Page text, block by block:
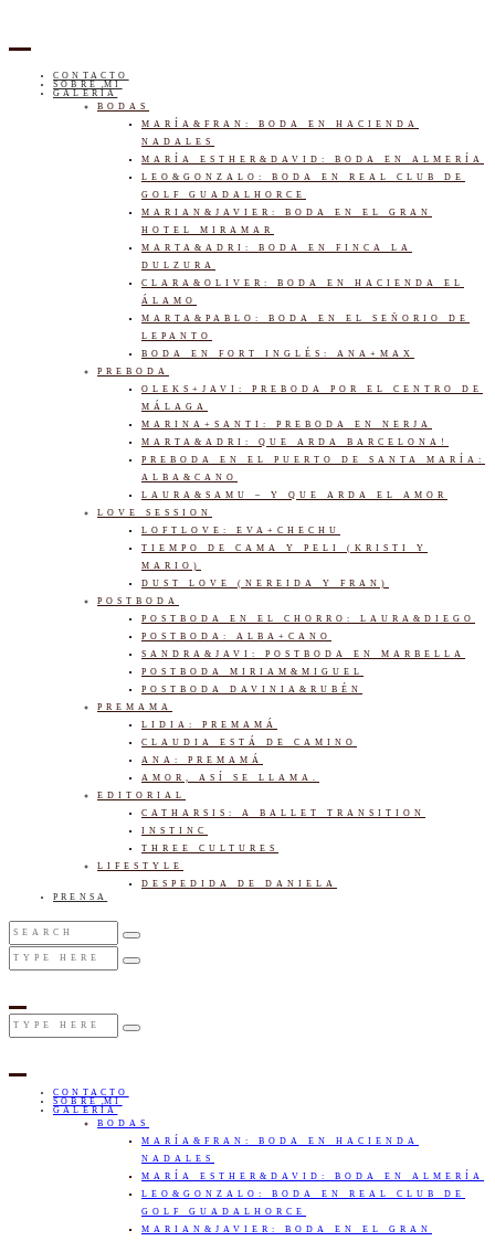
CONTACTO
SOBRE MI
GALERÍA
BODAS
MARÍA&FRAN: BODA EN HACIENDA
NADALES
MARÍA ESTHER&DAVID: BODA EN ALMERÍA
LEO&GONZALO: BODA EN REAL CLUB DE
GOLF GUADALHORCE
MARIAN&JAVIER: BODA EN EL GRAN
HOTEL MIRAMAR
MARTA&ADRI: BODA EN FINCA LA
DULZURA
CLARA&OLIVER: BODA EN HACIENDA EL
ÁLAMO
MARTA&PABLO: BODA EN EL SEÑORIO DE
LEPANTO
BODA EN FORT INGLÉS: ANA+MAX
PREBODA
OLEKS+JAVI: PREBODA POR EL CENTRO DE
MÁLAGA
MARINA+SANTI: PREBODA EN NERJA
MARTA&ADRI: QUE ARDA BARCELONA!
PREBODA EN EL PUERTO DE SANTA MARÍA:
ALBA&CANO
LAURA&SAMU – Y QUE ARDA EL AMOR
LOVE SESSION
LOFTLOVE: EVA+CHECHU
TIEMPO DE CAMA Y PELI (KRISTI Y
MARIO)
DUST LOVE (NEREIDA Y FRAN)
POSTBODA
POSTBODA EN EL CHORRO: LAURA&DIEGO
POSTBODA: ALBA+CANO
SANDRA&JAVI: POSTBODA EN MARBELLA
POSTBODA MIRIAM&MIGUEL
POSTBODA DAVINIA&RUBÉN
PREMAMA
LIDIA: PREMAMÁ
CLAUDIA ESTÁ DE CAMINO
ANA: PREMAMÁ
AMOR, ASÍ SE LLAMA.
EDITORIAL
CATHARSIS: A BALLET TRANSITION
INSTINC
THREE CULTURES
LIFESTYLE
DESPEDIDA DE DANIELA
PRENSA
CONTACTO
SOBRE MI
GALERÍA
BODAS
MARÍA&FRAN: BODA EN HACIENDA
NADALES
MARÍA ESTHER&DAVID: BODA EN ALMERÍA
LEO&GONZALO: BODA EN REAL CLUB DE
GOLF GUADALHORCE
MARIAN&JAVIER: BODA EN EL GRAN